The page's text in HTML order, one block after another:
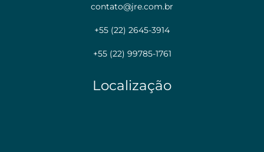
contato@jre.com.br
+55 (22) 2645-3914
+55 (22) 99785-1761
Localização